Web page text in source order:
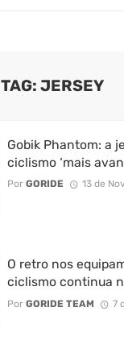
TAG: JERSEY
Gobik Phantom: a
ciclismo ‘mais
Por GORIDE 13 de
O retro nos
ciclismo continua
Por GORIDE TEAM 7